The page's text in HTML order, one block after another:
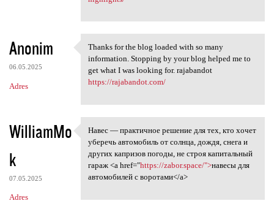
Anonim
06.05.2025
Adres
Thanks for the blog loaded
Thanks for the blog loaded with so many
information. Stopping by your blog helped me to
get what I was looking for. rajabandot
https://rajabandot.com/
WilliamMo
k
07.05.2025
Adres
Навес — практичное решение
Навес — практичное решение для тех, кто хочет
уберечь автомобиль от солнца, дождя, снега и
других капризов погоды, не строя капитальный
гараж <a href="https://zabor.space/">навесы для
автомобилей с воротами</a>